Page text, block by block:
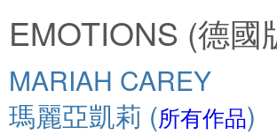
EMOTIONS (德國
MARIAH CAREY
瑪麗亞凱莉 (所有作品)